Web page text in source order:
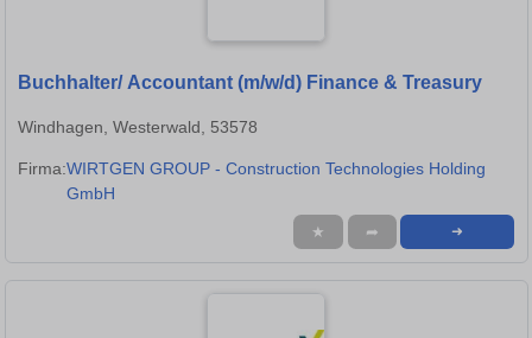
Buchhalter/ Accountant (m/w/d) Finance & Treasury
Windhagen, Westerwald, 53578
Firma:WIRTGEN GROUP - Construction Technologies Holding
GmbH
★ ➦ ➜